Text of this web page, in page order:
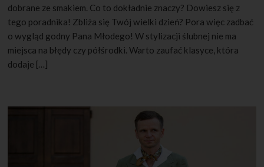
dobrane ze smakiem. Co to dokładnie znaczy? Dowiesz się z
tego poradnika! Zbliża się Twój wielki dzień? Pora więc zadbać
o wygląd godny Pana Młodego! W stylizacji ślubnej nie ma
miejsca na błędy czy półśrodki. Warto zaufać klasyce, która
dodaje […]